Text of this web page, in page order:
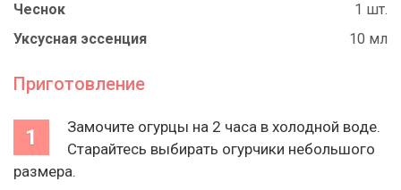
Чеснок
1 шт.
Уксусная эссенция
10 мл
Приготовление
Замочите огурцы на 2 часа в холодной воде.
Старайтесь выбирать огурчики небольшого
размера.